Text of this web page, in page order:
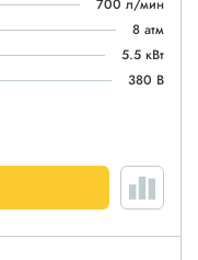
700 л/мин
8 атм
5.5 кВт
380 В